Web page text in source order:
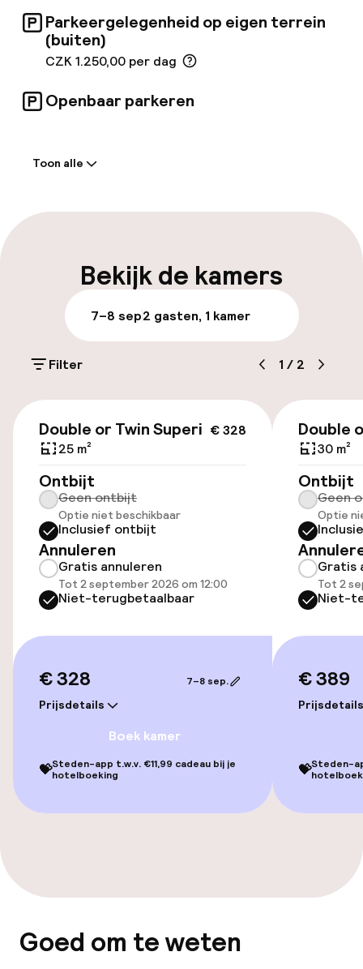
antiek Richelieu-meubilair, plus moderne
voorzieningen zoals een Apple TV voor een
comfortabele mix van oud en nieuw.
Parkeergelegenheid op eigen terrein
(buiten)
CZK 1.250,00 per dag
Openbaar parkeren
Bagageruimte
Parkeren & mobiliteit
Parkeergelegenheid op eigen terrein
(buiten)
CZK 1.250,00 per dag
Openbaar parkeren
Transferservice
Toegankelijkheid
Overal rolstoeltoegankelijk
Lift
Zwemmen & wellness
Ligstoelen
Massage
Fitnessruimte / gym
Gratis wifi
Tuin
Toon alle
Bekijk de kamers
7–8 sep2 gasten, 1 kamer
Filter 1 / 2
€ 328
Double or Twin Superior
25 m²
Ontbijt
Geen ontbijt
Optie niet beschikbaar
Inclusief ontbijt
Annuleren
Gratis annuleren
Tot 2 september 2026 om 12:00
Niet-terugbetaalbaar
€ 328
Prijsdetails
7–8 sep.
Boek kamer
💝Steden-app t.w.v. €11,99 cadeau bij je
hotelboeking
Double
30 m²
Ontbijt
Geen
Optie
Gratis
Tot 2
Niet-
€ 389
Prijsdetails
💝Steden-
Goed om te weten